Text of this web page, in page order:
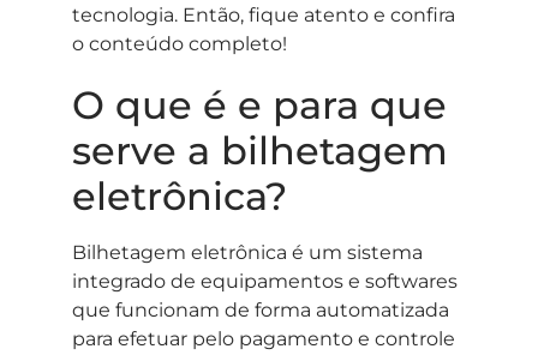
tecnologia. Então, fique atento e confira
o conteúdo completo!
O que é e para que
serve a bilhetagem
eletrônica?
Bilhetagem eletrônica é um sistema
integrado de equipamentos e softwares
que funcionam de forma automatizada
para efetuar pelo pagamento e controle